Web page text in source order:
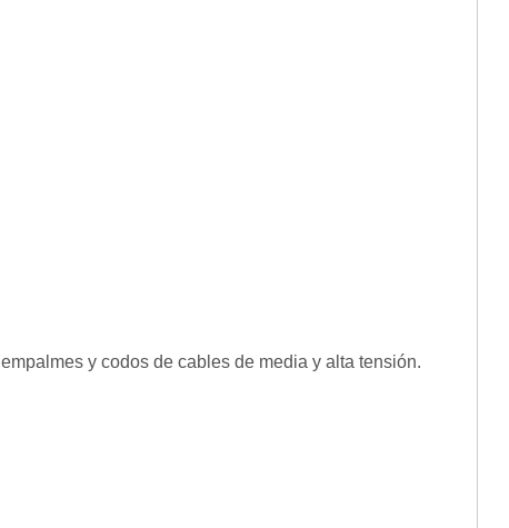
y codos de cables de media y alta tensión.